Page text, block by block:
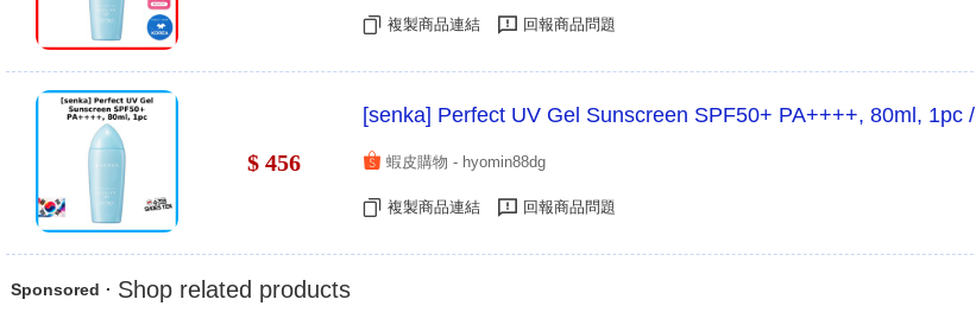
複製商品連結 回報商品問題
$ 456
[senka] Perfect UV Gel Sunscreen SPF50+ PA++++, 80ml, 1pc /
蝦皮購物 - hyomin88dg
複製商品連結 回報商品問題